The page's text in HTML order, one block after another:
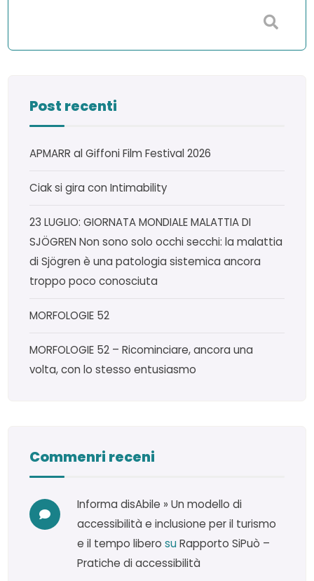
Post recenti
APMARR al Giffoni Film Festival 2026
Ciak si gira con Intimability
23 LUGLIO: GIORNATA MONDIALE MALATTIA DI
SJÖGREN Non sono solo occhi secchi: la malattia
di Sjögren è una patologia sistemica ancora
troppo poco conosciuta
MORFOLOGIE 52
MORFOLOGIE 52 – Ricominciare, ancora una
volta, con lo stesso entusiasmo
Commenri receni
Informa disAbile » Un modello di
accessibilità e inclusione per il turismo
e il tempo libero suRapporto SiPuò –
Pratiche di accessibilità